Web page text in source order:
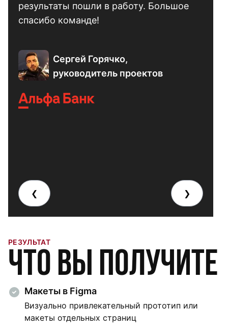
❮ ❯
результаты пошли в работу. Большое
спасибо команде!
Сергей Горячко,
руководитель проектов
РЕЗУЛЬТАТ
Что вы получите
Макеты в Figma
Визуально привлекательный прототип или
макеты отдельных страниц